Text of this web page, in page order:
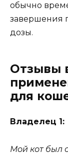
обычно
завершения
дозы.
Отзывы
для
Владелец 1:
Мой кот был